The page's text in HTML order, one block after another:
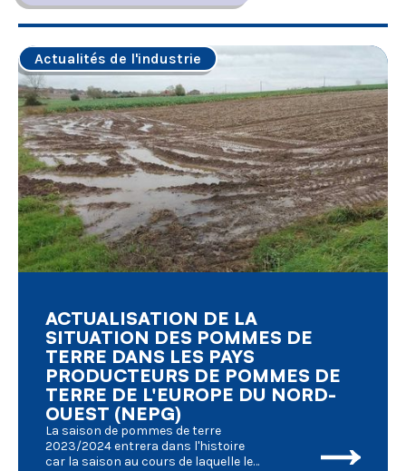
Actualités de l'industrie
ACTUALISATION DE LA
SITUATION DES POMMES DE
TERRE DANS LES PAYS
PRODUCTEURS DE POMMES DE
TERRE DE L'EUROPE DU NORD-
OUEST (NEPG)
La saison de pommes de terre
2023/2024 entrera dans l'histoire
car la saison au cours de laquelle le